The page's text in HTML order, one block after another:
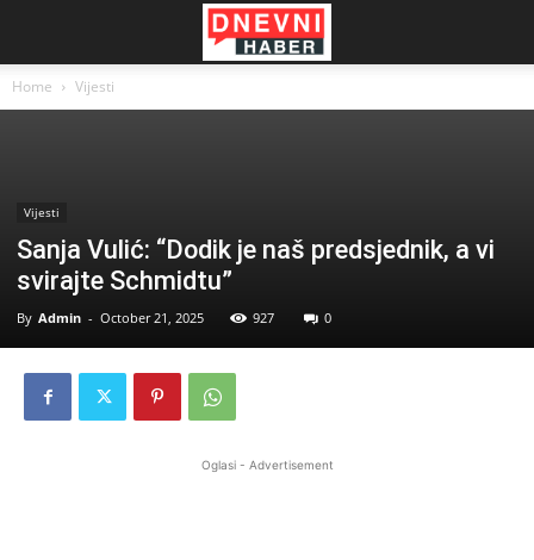
Home Vijesti
Vijesti
Sanja Vulić: “Dodik je naš predsjednik, a vi
svirajte Schmidtu”
By Admin - October 21, 2025 927 0
Oglasi - Advertisement